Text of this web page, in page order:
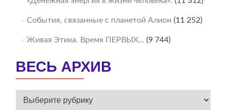
События, связанные с планетой Алион (11 252)
Живая Этика. Время ПЕРВЫХ… (9 744)
ВЕСЬ АРХИВ
ВЕСЬ